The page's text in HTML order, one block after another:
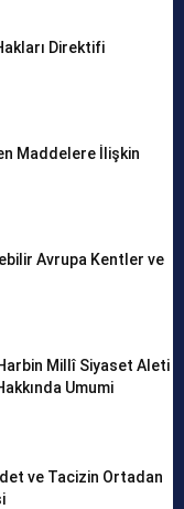
Direktifi
Maddelere İlişkin
Avrupa Kentler ve
Millî Siyaset Aleti
Umumi
ve Tacizin Ortadan